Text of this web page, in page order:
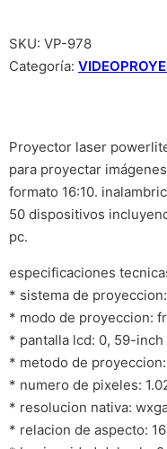
SKU: VP-978
Categoría:
Proyector laser
para proyectar
formato 16:10.
50 dispositivos
pc.
especificaciones
* sistema de
* modo de proyeccion:
* pantalla lcd: 0, 59-inch
* metodo de
* numero de pixeles:
* resolucion nativa:
* relacion de aspecto: